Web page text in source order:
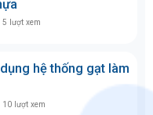
303lượt xem